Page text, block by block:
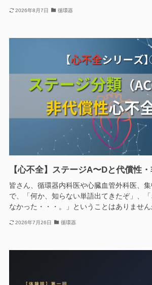
2026年8月7日 循環器
【心不全】ステージA〜Dと代償性
皆さん、循環器内科医や心臓血管外科医、
で、「何か、知らない単語出てきたぞ」、
なかった・・・。」ということはありません
2026年7月26日 循環器